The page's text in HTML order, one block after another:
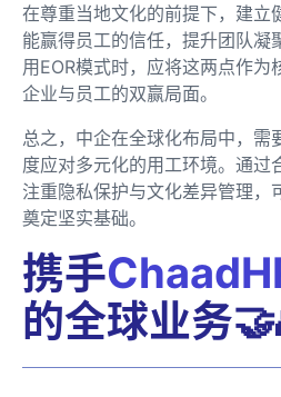
在尊重当地文化的前提下，建立
能赢得员工的信任，提升团队凝
用EOR模式时，应将这两点作为
企业与员工的双赢局面。
总之，中企在全球化布局中，需
度应对多元化的用工环境。通过
注重隐私保护与文化差异管理，
奠定坚实基础。
携手
的全球业务